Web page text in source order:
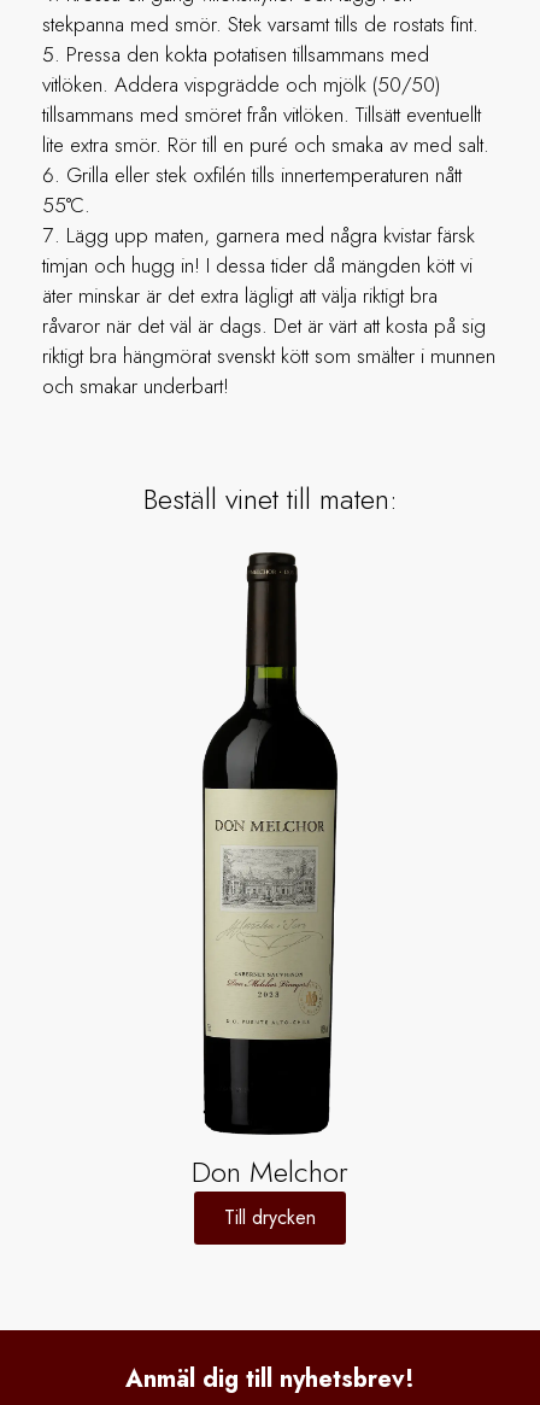
Beställ vinet till maten:
Don Melchor
Till drycken
stekpanna med smör. Stek varsamt tills de rostats fint.
Pressa den kokta potatisen tillsammans med
vitlöken. Addera vispgrädde och mjölk (50/50)
tillsammans med smöret från vitlöken. Tillsätt eventuellt
lite extra smör. Rör till en puré och smaka av med salt.
Grilla eller stek oxfilén tills innertemperaturen nått
55°C.
Lägg upp maten, garnera med några kvistar färsk
timjan och hugg in! I dessa tider då mängden kött vi
äter minskar är det extra lägligt att välja riktigt bra
råvaror när det väl är dags. Det är värt att kosta på sig
riktigt bra hängmörat svenskt kött som smälter i munnen
och smakar underbart!
Anmäl dig till nyhetsbrev!